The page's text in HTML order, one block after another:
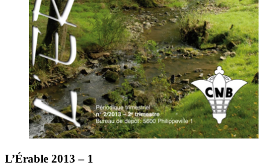
L’Érable 2013 – 1